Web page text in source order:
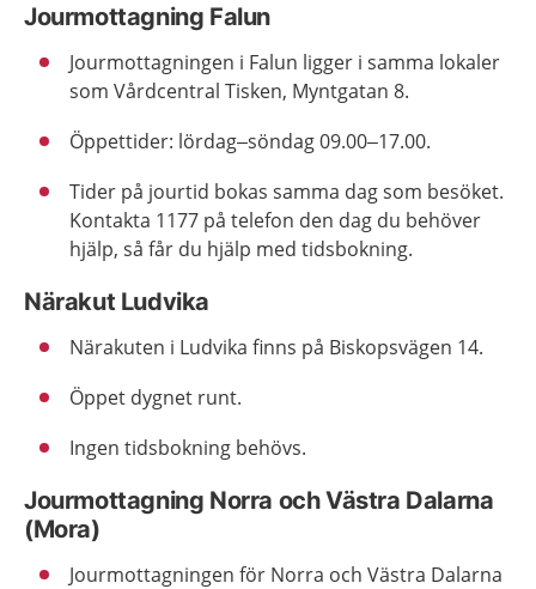
Jourmottagning Falun
Jourmottagningen i Falun ligger i samma lokaler
som Vårdcentral Tisken, Myntgatan 8.
Öppettider: lördag–söndag 09.00–17.00.
Tider på jourtid bokas samma dag som besöket.
Kontakta 1177 på telefon den dag du behöver
hjälp, så får du hjälp med tidsbokning.
Närakut Ludvika
Närakuten i Ludvika finns på Biskopsvägen 14.
Öppet dygnet runt.
Ingen tidsbokning behövs.
Jourmottagning Norra och Västra Dalarna
(Mora)
Jourmottagningen för Norra och Västra Dalarna